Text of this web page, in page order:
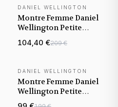
DANIEL WELLINGTON
Montre Femme Daniel
Wellington Petite
Lumine 5-Link Melrose
DW00100613 cadran
104,40 €209 €
DANIEL WELLINGTON
Montre Femme Daniel
Wellington Petite
Lumine 5-Link Melrose